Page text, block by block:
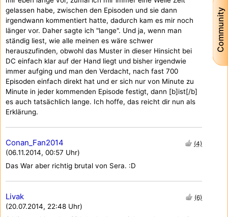
Community
gelassen habe, zwischen den Episoden und sie dann
irgendwann kommentiert hatte, dadurch kam es mir noch
länger vor. Daher sagte ich "lange". Und ja, wenn man
ständig liest, wie alle meinen es wäre schwer
herauszufinden, obwohl das Muster in dieser Hinsicht bei
DC einfach klar auf der Hand liegt und bisher irgendwie
immer aufging und man den Verdacht, nach fast 700
Episoden einfach direkt hat und er sich nur von Minute zu
Minute in jeder kommenden Episode festigt, dann [b]ist[/b]
es auch tatsächlich lange. Ich hoffe, das reicht dir nun als
Erklärung.
Conan_Fan2014
(06.11.2014, 00:57 Uhr)
(4)
Das War aber richtig brutal von Sera. :D
Livak
(20.07.2014, 22:48 Uhr)
(6)